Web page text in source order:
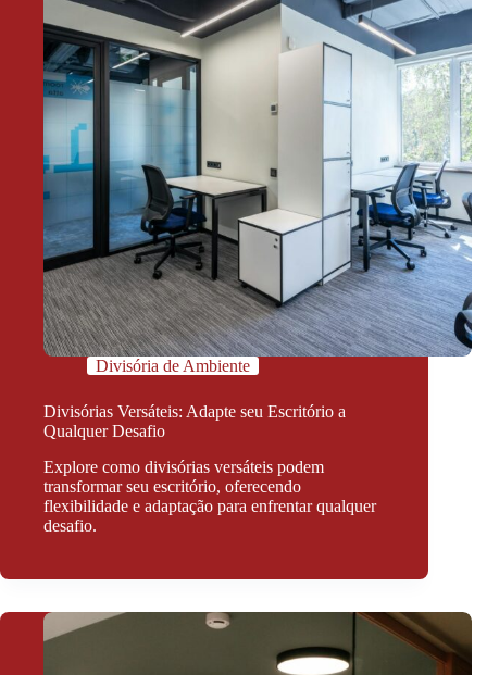
Divisória de Ambiente
Divisórias Versáteis: Adapte seu Escritório a
Qualquer Desafio
Explore como divisórias versáteis podem
transformar seu escritório, oferecendo
flexibilidade e adaptação para enfrentar qualquer
desafio.